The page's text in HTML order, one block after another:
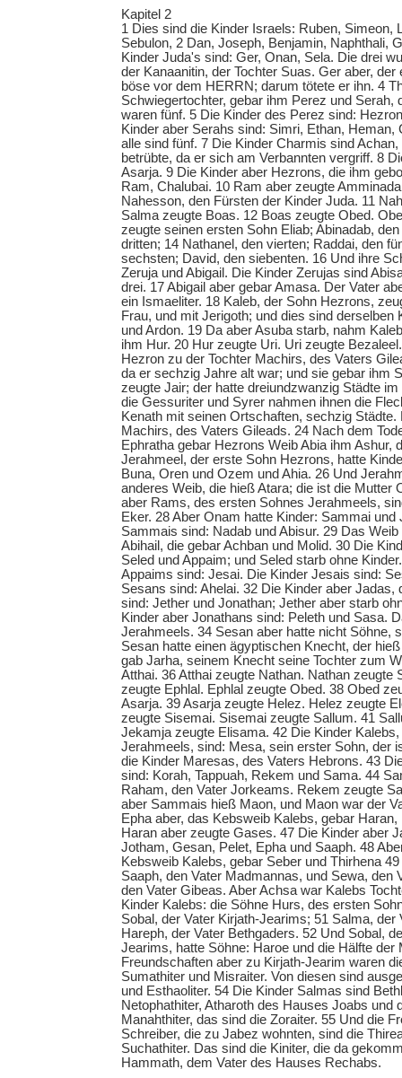
Kapitel 2
1 Dies sind die Kinder Israels: Ruben, Simeon,
Sebulon, 2 Dan, Joseph, Benjamin, Naphthali,
Kinder Juda's sind: Ger, Onan, Sela. Die drei
der Kanaanitin, der Tochter Suas. Ger aber,
böse vor dem HERRN; darum tötete er ihn. 4
Schwiegertochter, gebar ihm Perez und Serah,
waren fünf. 5 Die Kinder des Perez sind:
Kinder aber Serahs sind: Simri, Ethan, Heman,
alle sind fünf. 7 Die Kinder Charmis sind
betrübte, da er sich am Verbannten vergriff. 8
Asarja. 9 Die Kinder aber Hezrons, die ihm
Ram, Chalubai. 10 Ram aber zeugte
Nahesson, den Fürsten der Kinder Juda. 11
Salma zeugte Boas. 12 Boas zeugte Obed.
zeugte seinen ersten Sohn Eliab; Abinadab,
dritten; 14 Nathanel, den vierten; Raddai, den
sechsten; David, den siebenten. 16 Und ihre
Zeruja und Abigail. Die Kinder Zerujas sind
drei. 17 Abigail aber gebar Amasa. Der Vater
ein Ismaeliter. 18 Kaleb, der Sohn Hezrons,
Frau, und mit Jerigoth; und dies sind derselben
und Ardon. 19 Da aber Asuba starb, nahm
ihm Hur. 20 Hur zeugte Uri. Uri zeugte
Hezron zu der Tochter Machirs, des Vaters
da er sechzig Jahre alt war; und sie gebar ihm
zeugte Jair; der hatte dreiundzwanzig Städte
die Gessuriter und Syrer nahmen ihnen die
Kenath mit seinen Ortschaften, sechzig Städte.
Machirs, des Vaters Gileads. 24 Nach dem
Ephratha gebar Hezrons Weib Abia ihm Ashur,
Jerahmeel, der erste Sohn Hezrons, hatte
Buna, Oren und Ozem und Ahia. 26 Und
anderes Weib, die hieß Atara; die ist die Mutter
aber Rams, des ersten Sohnes Jerahmeels,
Eker. 28 Aber Onam hatte Kinder: Sammai und
Sammais sind: Nadab und Abisur. 29 Das
Abihail, die gebar Achban und Molid. 30 Die
Seled und Appaim; und Seled starb ohne
Appaims sind: Jesai. Die Kinder Jesais sind:
Sesans sind: Ahelai. 32 Die Kinder aber
sind: Jether und Jonathan; Jether aber starb
Kinder aber Jonathans sind: Peleth und Sasa.
Jerahmeels. 34 Sesan aber hatte nicht Söhne,
Sesan hatte einen ägyptischen Knecht, der
gab Jarha, seinem Knecht seine Tochter zum
Atthai. 36 Atthai zeugte Nathan. Nathan zeugte
zeugte Ephlal. Ephlal zeugte Obed. 38 Obed
Asarja. 39 Asarja zeugte Helez. Helez zeugte
zeugte Sisemai. Sisemai zeugte Sallum. 41
Jekamja zeugte Elisama. 42 Die Kinder
Jerahmeels, sind: Mesa, sein erster Sohn, der
die Kinder Maresas, des Vaters Hebrons. 43
sind: Korah, Tappuah, Rekem und Sama. 44
Raham, den Vater Jorkeams. Rekem zeugte
aber Sammais hieß Maon, und Maon war der
Epha aber, das Kebsweib Kalebs, gebar
Haran aber zeugte Gases. 47 Die Kinder aber
Jotham, Gesan, Pelet, Epha und Saaph. 48
Kebsweib Kalebs, gebar Seber und Thirhena
Saaph, den Vater Madmannas, und Sewa, den
den Vater Gibeas. Aber Achsa war Kalebs
Kinder Kalebs: die Söhne Hurs, des ersten
Sobal, der Vater Kirjath-Jearims; 51 Salma, der
Hareph, der Vater Bethgaders. 52 Und Sobal,
Jearims, hatte Söhne: Haroe und die Hälfte der
Freundschaften aber zu Kirjath-Jearim waren
Sumathiter und Misraiter. Von diesen sind
und Esthaoliter. 54 Die Kinder Salmas sind
Netophathiter, Atharoth des Hauses Joabs und
Manahthiter, das sind die Zoraiter. 55 Und die
Schreiber, die zu Jabez wohnten, sind die
Suchathiter. Das sind die Kiniter, die da
Hammath, dem Vater des Hauses Rechabs.